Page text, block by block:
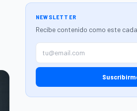
NEWSLETTER
Recibe contenido como este